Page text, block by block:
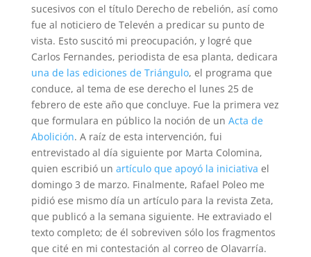
sucesivos con el título Derecho de rebelión, así como
fue al noticiero de Televén a predicar su punto de
vista. Esto suscitó mi preocupación, y logré que
Carlos Fernandes, periodista de esa planta, dedicara
una de las ediciones de Triángulo, el programa que
conduce, al tema de ese derecho el lunes 25 de
febrero de este año que concluye. Fue la primera vez
que formulara en público la noción de un Acta de
Abolición. A raíz de esta intervención, fui
entrevistado al día siguiente por Marta Colomina,
quien escribió un artículo que apoyó la iniciativa el
domingo 3 de marzo. Finalmente, Rafael Poleo me
pidió ese mismo día un artículo para la revista Zeta,
que publicó a la semana siguiente. He extraviado el
texto completo; de él sobreviven sólo los fragmentos
que cité en mi contestación al correo de Olavarría.